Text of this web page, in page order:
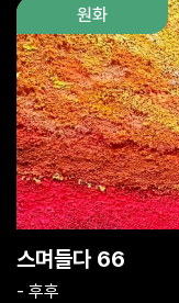
원화
스며들다 66
- 후후